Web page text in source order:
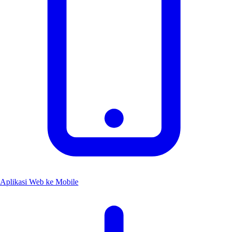
Aplikasi Web ke Mobile